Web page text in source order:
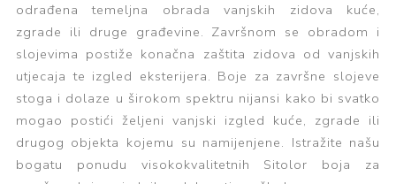
odrađena temeljna obrada vanjskih zidova kuće,
zgrade ili druge građevine. Završnom se obradom i
slojevima postiže konačna zaštita zidova od vanjskih
utjecaja te izgled eksterijera. Boje za završne slojeve
stoga i dolaze u širokom spektru nijansi kako bi svatko
mogao postići željeni vanjski izgled kuće, zgrade ili
drugog objekta kojemu su namijenjene. Istražite našu
bogatu ponudu visokokvalitetnih Sitolor boja za